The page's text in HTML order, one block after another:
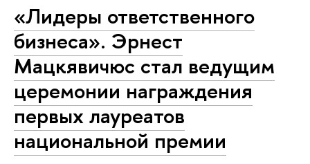
«Лидеры ответственного
бизнеса». Эрнест
Мацкявичюс стал ведущим
церемонии награждения
первых лауреатов
национальной премии